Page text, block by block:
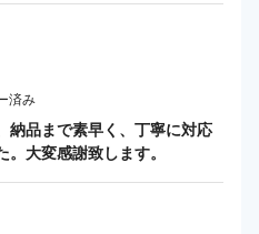
済み
納品まで素早く、丁寧に対応
。大変感謝致します。